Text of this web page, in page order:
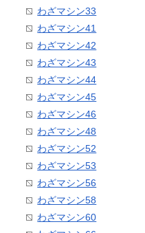
わざマシン33
わざマシン41
わざマシン42
わざマシン43
わざマシン44
わざマシン45
わざマシン46
わざマシン48
わざマシン52
わざマシン53
わざマシン56
わざマシン58
わざマシン60